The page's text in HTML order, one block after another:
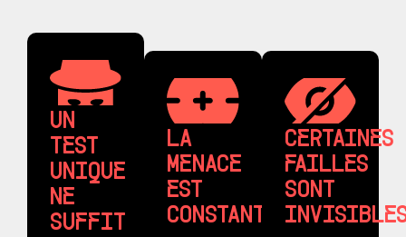
UN
TEST
UNIQUE
NE
SUFFIT
LA
MENACE
EST
CONSTANTE
CERTAINES
FAILLES
SONT